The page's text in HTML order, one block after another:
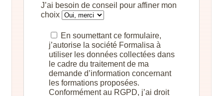
J’ai besoin de conseil pour affiner mon
choix
En soumettant ce formulaire,
j’autorise la société Formalisa à
utiliser les données collectées dans
le cadre du traitement de ma
demande d’information concernant
les formations proposées.
Conformément au RGPD, j’ai droit